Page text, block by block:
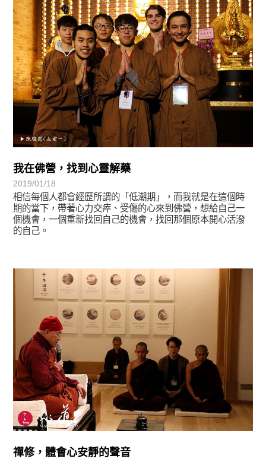
我在佛營，找到心靈解藥
2019/01/18
相信每個人都會經歷所謂的「低潮期」，而我就是在這個時
期的當下，帶著心力交瘁、受傷的心來到佛營，想給自己一
個機會，一個重新找回自己的機會，找回那個原本開心活潑
的自己。
禪修，體會心安靜的聲音
學習分享